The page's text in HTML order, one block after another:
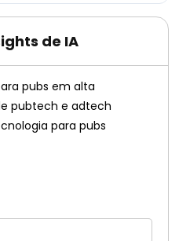
de IA
pubs em alta
pubtech e adtech
para pubs